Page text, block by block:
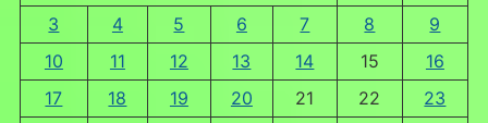
3 4 5 6 7 8
9
10
11 12 13 14 15
16
17
18 19 20 21 22
23